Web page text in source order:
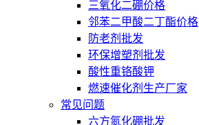
三氧化二硼价格
邻苯二甲酸二丁酯价格
防老剂批发
环保增塑剂批发
酸性重铬酸钾
燃速催化剂生产厂家
常见问题
六方氮化硼批发